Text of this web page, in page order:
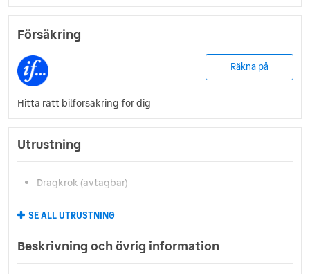
Försäkring
Räkna på
Hitta rätt bilförsäkring för dig
Utrustning
Dragkrok (avtagbar)
SE ALL UTRUSTNING
Beskrivning och övrig information